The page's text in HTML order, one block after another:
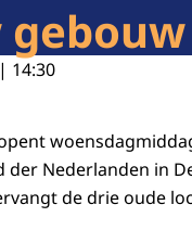
14:30
der Nederlanden in
de drie oude